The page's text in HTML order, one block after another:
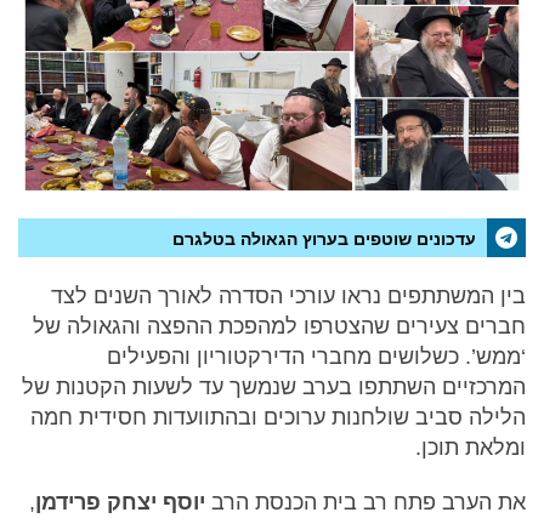
עדכונים שוטפים בערוץ הגאולה בטלגרם
בין המשתתפים נראו עורכי הסדרה לאורך השנים לצד
חברים צעירים שהצטרפו למהפכת ההפצה והגאולה של
‘ממש’. כשלושים מחברי הדירקטוריון והפעילים
המרכזיים השתתפו בערב שנמשך עד לשעות הקטנות של
הלילה סביב שולחנות ערוכים ובהתוועדות חסידית חמה
ומלאת תוכן.
את הערב פתח רב בית הכנסת הרב יוסף יצחק פרידמן,